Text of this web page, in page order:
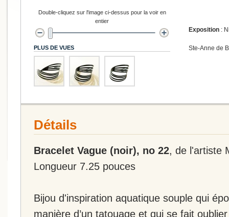
Exposition :
Ste-Anne de
Double-cliquez sur l'image ci-dessus pour la voir en
entier
PLUS DE VUES
Détails
Bracelet Vague (noir), no 22, de l'artiste
Longueur 7.25 pouces
Bijou d'inspiration aquatique souple qui
manière d’un tatouage et qui se fait